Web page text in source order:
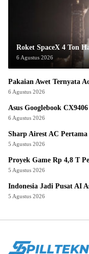
Roket SpaceX 4 Ton
6 Agustus 2026
Pakaian Awet Ternyata
6 Agustus 2026
Asus Googlebook
6 Agustus 2026
Sharp Airest AC
5 Agustus 2026
Proyek Game Rp 4,8 T
5 Agustus 2026
Indonesia Jadi Pusat AI
5 Agustus 2026